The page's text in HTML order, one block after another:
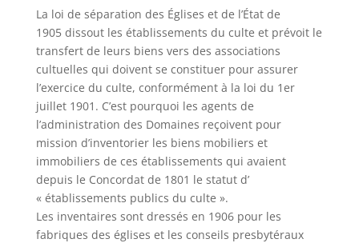
La loi de séparation des Églises et de l’État de
1905 dissout les établissements du culte et prévoit le
transfert de leurs biens vers des associations
cultuelles qui doivent se constituer pour assurer
l’exercice du culte, conformément à la loi du 1er
juillet 1901. C’est pourquoi les agents de
l’administration des Domaines reçoivent pour
mission d’inventorier les biens mobiliers et
immobiliers de ces établissements qui avaient
depuis le Concordat de 1801 le statut d’
« établissements publics du culte ».
Les inventaires sont dressés en 1906 pour les
fabriques des églises et les conseils presbytéraux